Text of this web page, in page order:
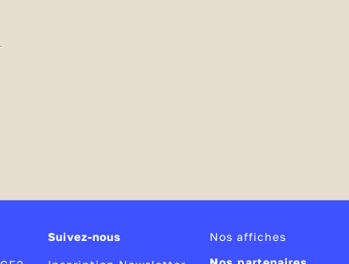
Suivez-nous
Nos affiches